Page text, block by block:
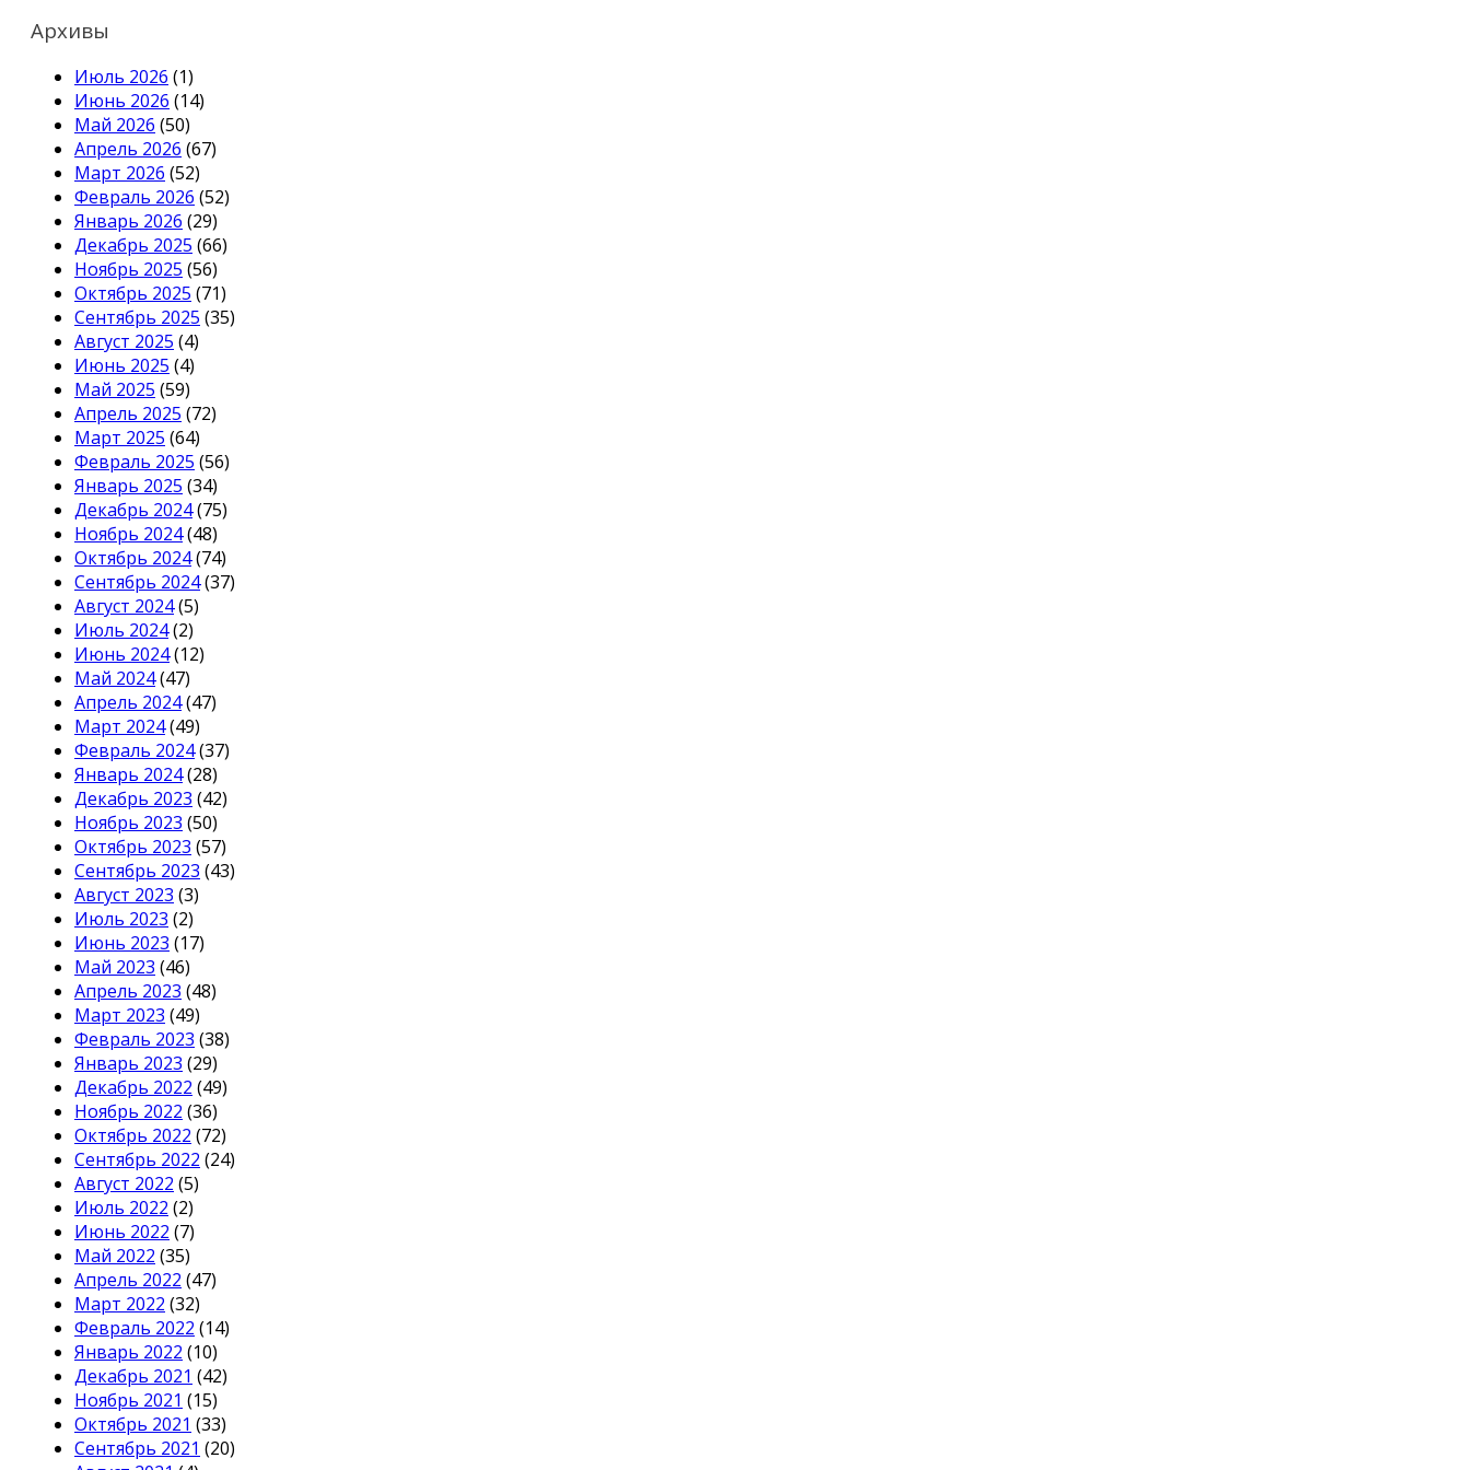
Архивы
Июль 2026 (1)
Июнь 2026 (14)
Май 2026 (50)
Апрель 2026 (67)
Март 2026 (52)
Февраль 2026 (52)
Январь 2026 (29)
Декабрь 2025 (66)
Ноябрь 2025 (56)
Октябрь 2025 (71)
Сентябрь 2025 (35)
Август 2025 (4)
Июнь 2025 (4)
Май 2025 (59)
Апрель 2025 (72)
Март 2025 (64)
Февраль 2025 (56)
Январь 2025 (34)
Декабрь 2024(75)
Ноябрь 2024(48)
Октябрь 2024(74)
Сентябрь 2024(37)
Август 2024(5)
Июль 2024(2)
Июнь 2024(12)
Май 2024(47)
Апрель 2024(47)
Март 2024(49)
Февраль 2024(37)
Январь 2024(28)
Декабрь 2023 (42)
Ноябрь 2023 (50)
Октябрь 2023 (57)
Сентябрь 2023 (43)
Август 2023 (3)
Июль 2023 (2)
Июнь 2023 (17)
Май 2023 (46)
Апрель 2023 (48)
Март 2023 (49)
Февраль 2023 (38)
Январь 2023 (29)
Декабрь 2022 (49)
Ноябрь 2022 (36)
Октябрь 2022 (72)
Сентябрь 2022 (24)
Август 2022 (5)
Июль 2022 (2)
Июнь 2022 (7)
Май 2022 (35)
Апрель 2022 (47)
Март 2022 (32)
Февраль 2022 (14)
Январь 2022 (10)
Декабрь 2021 (42)
Ноябрь 2021 (15)
Октябрь 2021 (33)
Сентябрь 2021 (20)